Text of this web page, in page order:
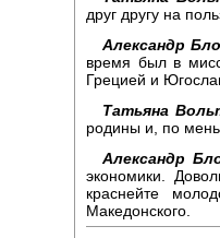
друг другу на
Александр
время был в
Грецией и
Татьяна
родины и, по
Александр
экономики.
краснейте
Македонского.